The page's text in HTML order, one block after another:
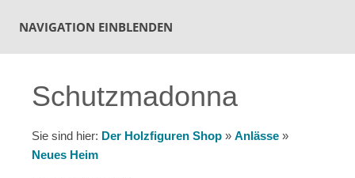
NAVIGATION EINBLENDEN
Schutzmadonna
Sie sind hier: Der Holzfiguren Shop » Anlässe »
Neues Heim